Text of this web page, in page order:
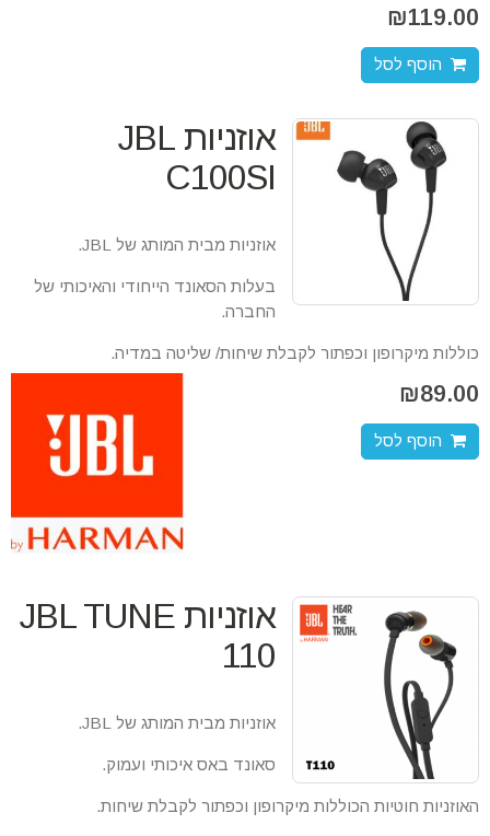
₪119.00
הוסף לסל
אוזניות JBL
C100SI
אוזניות מבית המותג של JBL.
בעלות הסאונד הייחודי והאיכותי של
החברה.
כוללות מיקרופון וכפתור לקבלת שיחות/ שליטה במדיה.
₪89.00
הוסף לסל
אוזניות JBL TUNE
110
אוזניות מבית המותג של JBL.
סאונד באס איכותי ועמוק.
האוזניות חוטיות הכוללות מיקרופון וכפתור לקבלת שיחות.